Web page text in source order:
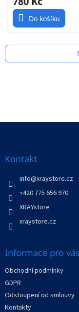
Do košíku
Z
Kontakt
info@xraystore.cz
+420 775 656 970
XRAYstore
xraystore.cz
Informace pro vás
Obchodní podmínky
GDPR
Odstoupení od smlouvy
Kontakty